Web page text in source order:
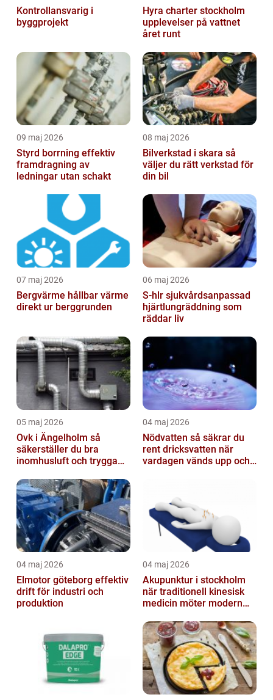
Kontrollansvarig i
byggprojekt
Hyra charter stockholm
upplevelser på vattnet
året runt
09 maj 2026
Styrd borrning effektiv
framdragning av
ledningar utan schakt
08 maj 2026
Bilverkstad i skara så
väljer du rätt verkstad för
din bil
07 maj 2026
Bergvärme hållbar värme
direkt ur berggrunden
06 maj 2026
S-hlr sjukvårdsanpassad
hjärtlungräddning som
räddar liv
05 maj 2026
Ovk i Ängelholm så
säkerställer du bra
inomhusluft och trygga
04 maj 2026
Nödvatten så säkrar du
rent dricksvatten när
vardagen vänds upp och
04 maj 2026
Elmotor göteborg effektiv
drift för industri och
produktion
04 maj 2026
Akupunktur i stockholm
när traditionell kinesisk
medicin möter modern